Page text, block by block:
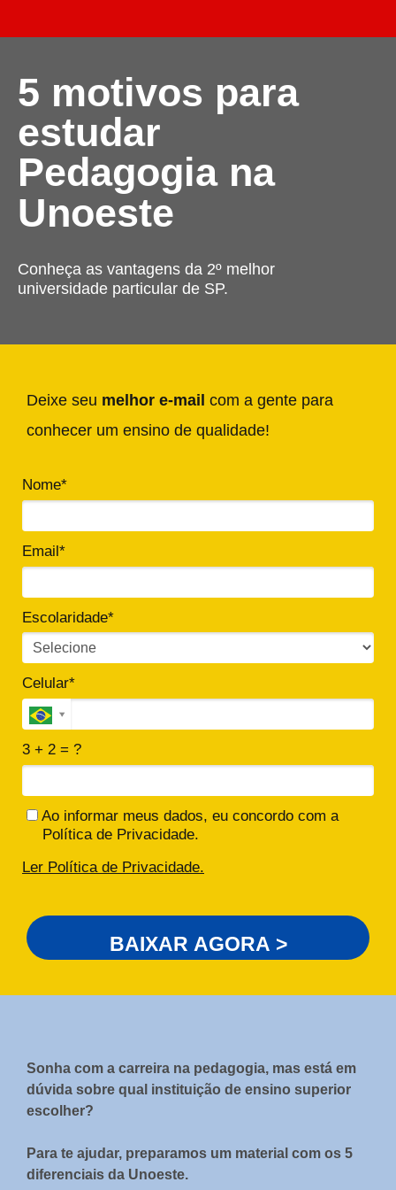
5 motivos para
estudar
Pedagogia na
Unoeste
Conheça as vantagens da 2º melhor
universidade particular de SP.
Deixe seu melhor e-mail com a gente para
conhecer um ensino de qualidade!
Nome*
Email*
Escolaridade*
Celular*
3 + 2 = ?
Ao informar meus dados, eu concordo com a
Política de Privacidade.
Ler Política de Privacidade.
BAIXAR AGORA >
Sonha com a carreira na pedagogia, mas está em
dúvida sobre qual instituição de ensino superior
escolher?
Para te ajudar, preparamos um material com os 5
diferenciais da Unoeste.